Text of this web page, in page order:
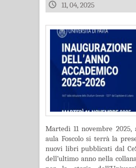
11, 04, 2025
Martedì 11 novembre 2025,
aula Foscolo si terrà la
nuovi libri pubblicati dal
dell’ultimo anno nella